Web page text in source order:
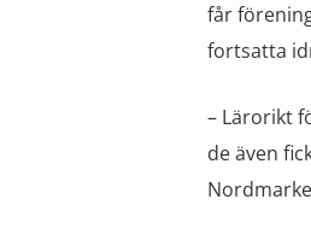
får
fortsatta
– Lärorikt
de även